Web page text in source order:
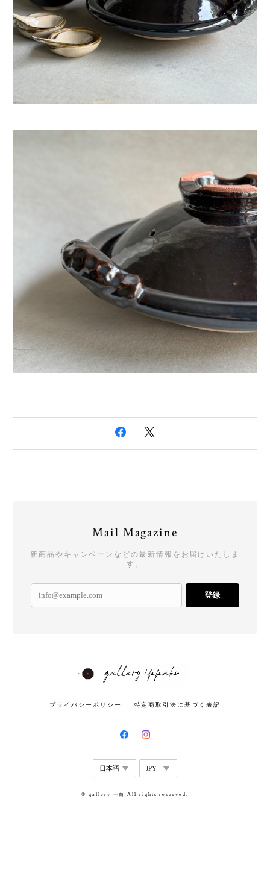
Mail Magazine
新商品やキャンペーンなどの最新情報をお届けいたしま
す。
登録
プライバシーポリシー 特定商取引法に基づく表記
© gallery 一白 All rights reserved.